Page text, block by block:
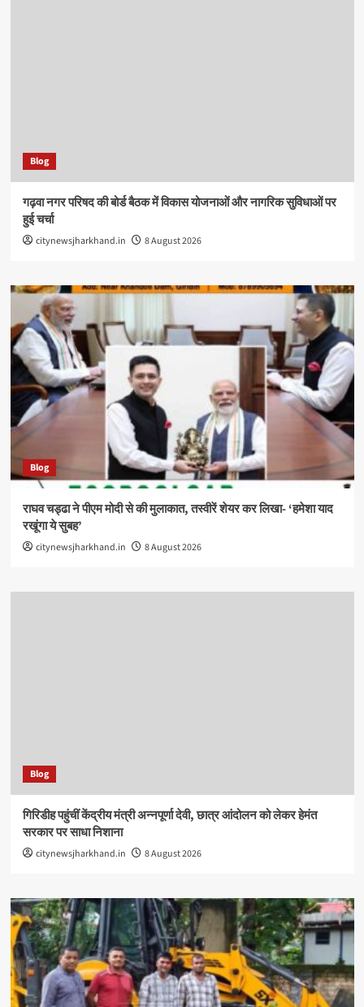
Blog
गढ़वा नगर परिषद की बोर्ड बैठक में विकास योजनाओं और नागरिक सुविधाओं पर
हुई चर्चा
citynewsjharkhand.in 8 August 2026
Blog
राघव चड्ढा ने पीएम मोदी से की मुलाकात, तस्वीरें शेयर कर लिखा- ‘हमेशा याद
रखूंगा ये सुबह’
citynewsjharkhand.in 8 August 2026
Blog
गिरिडीह पहुंचीं केंद्रीय मंत्री अन्नपूर्णा देवी, छात्र आंदोलन को लेकर हेमंत
सरकार पर साधा निशाना
citynewsjharkhand.in 8 August 2026